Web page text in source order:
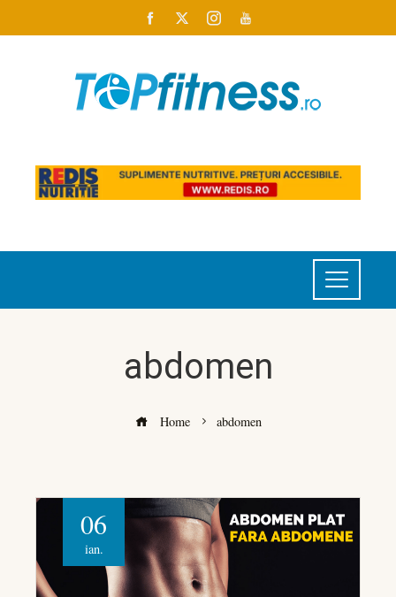
abdomen
Home abdomen
06
ian.